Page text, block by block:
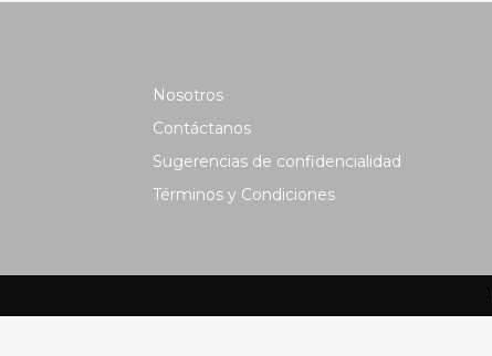
Nosotros
Contáctanos
Sugerencias de confidencialidad
Términos y Condiciones